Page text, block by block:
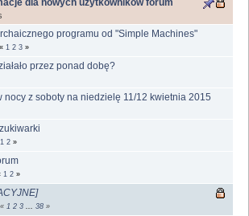
programu od "Simple Machines"
« 1 2 3 »
przez ponad dobę?
nocy z soboty na niedzielę 11/12 kwietnia 2015
1 2 »
1 2 »
« 1 2 3 38 »